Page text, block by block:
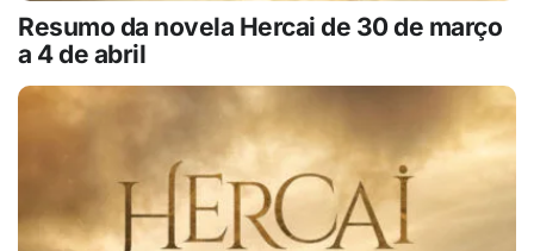
Resumo da novela Hercai de 30 de março
a 4 de abril